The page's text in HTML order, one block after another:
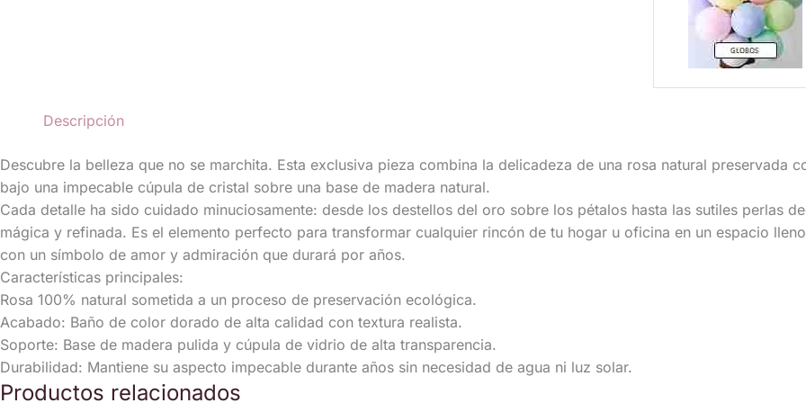
Descripción
Descubre la belleza que no se marchita. Esta exclusiva pieza combina la delicadeza de una rosa natural
bajo una impecable cúpula de cristal sobre una base de madera natural.
​Cada detalle ha sido cuidado minuciosamente: desde los destellos del oro sobre los pétalos hasta las sutiles perlas
mágica y refinada. Es el elemento perfecto para transformar cualquier rincón de tu hogar u oficina en un espacio
con un símbolo de amor y admiración que durará por años.
​Características principales:
​Rosa 100% natural sometida a un proceso de preservación ecológica.
​Acabado: Baño de color dorado de alta calidad con textura realista.
​Soporte: Base de madera pulida y cúpula de vidrio de alta transparencia.
​Durabilidad: Mantiene su aspecto impecable durante años sin necesidad de agua ni luz solar.
Productos relacionados